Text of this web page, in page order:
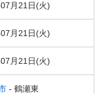
月21日(火)
月21日(火)
月21日(火)
- 鶴瀬東